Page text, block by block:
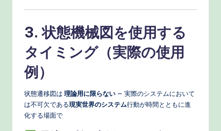
3. 状態機械図を使用する
タイミング（実際の使用
例）
状態遷移図は 理論用に限らない — 実際のシステムにおいて
は不可欠である現実世界のシステム行動が時間とともに進
化する場面で